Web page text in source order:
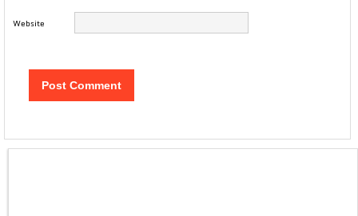
Website